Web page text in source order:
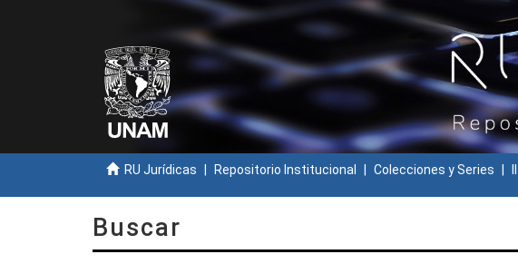
RU Jurídicas Repositorio Institucional Colecciones y Series
Buscar